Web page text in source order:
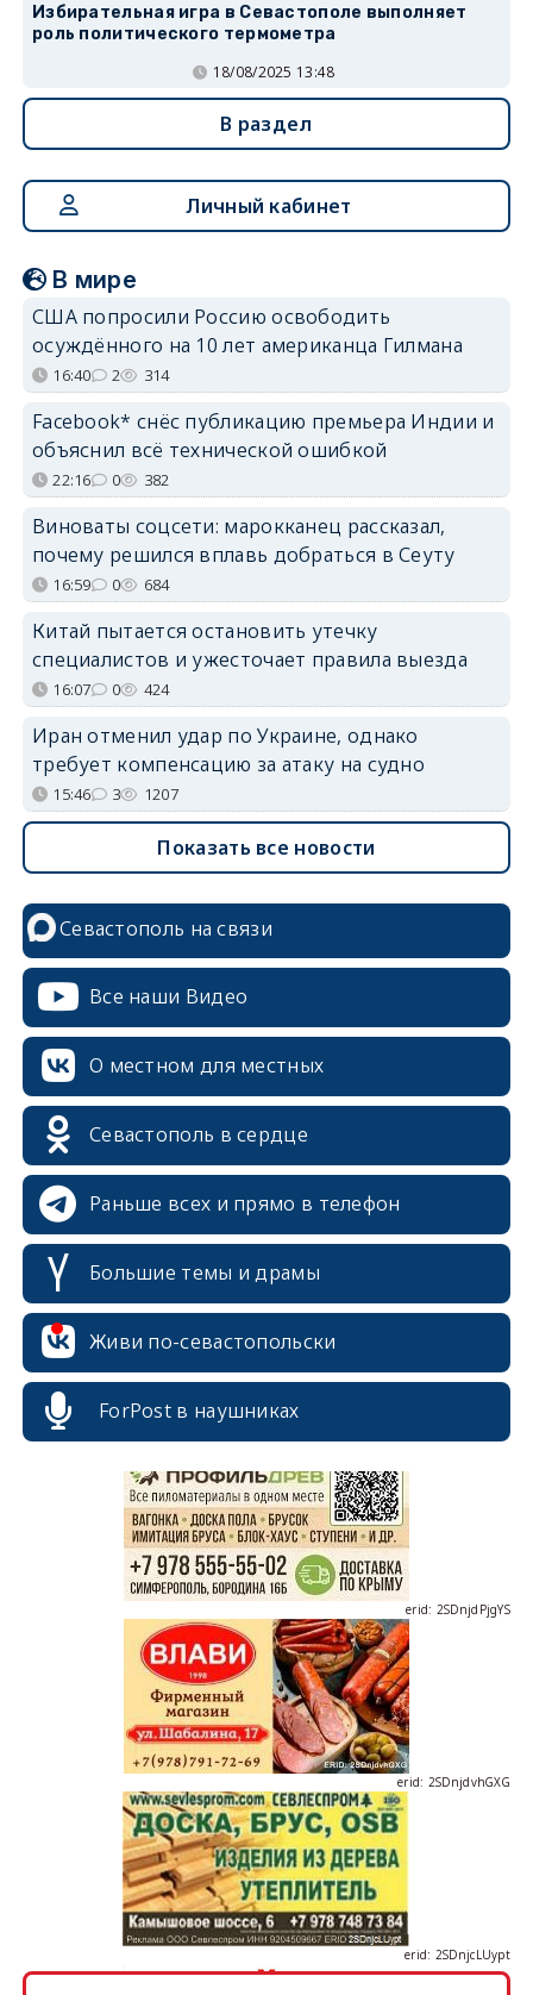
Избирательная игра в Севастополе выполняет
роль политического термометра
18/08/2025 13:48
В раздел
Личный кабинет
В мире
США попросили Россию освободить
осуждённого на 10 лет американца Гилмана
16:40 2 314
Facebook* снёс публикацию премьера Индии и
объяснил всё технической ошибкой
22:16 0 382
Виноваты соцсети: марокканец рассказал,
почему решился вплавь добраться в Сеуту
16:59 0 684
Китай пытается остановить утечку
специалистов и ужесточает правила выезда
16:07 0 424
Иран отменил удар по Украине, однако
требует компенсацию за атаку на судно
15:46 3 1207
Показать все новости
Севастополь на связи
Все наши Видео
О местном для местных
Севастополь в сердце
Раньше всех и прямо в телефон
Большие темы и драмы
Живи по-севастопольски
ForPost в наушниках
erid: 2SDnjdPjgYS
erid: 2SDnjdvhGXG